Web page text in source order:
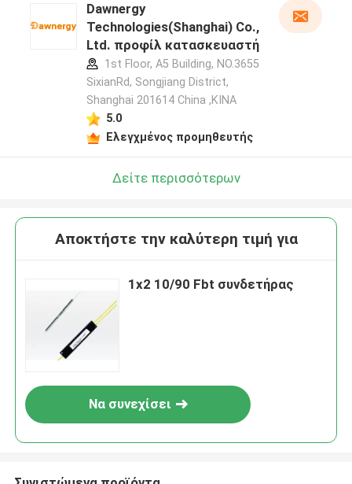
Dawnergy
Technologies(Shanghai) Co.,
Ltd. προφίλ κατασκευαστή
1st Floor, A5 Building, NO.3655
SixianRd, Songjiang District,
Shanghai 201614 China ,ΚΙΝΑ
5.0
Ελεγχμένος προμηθευτής
Δείτε περισσότερων
Αποκτήστε την καλύτερη τιμή για
1x2 10/90 Fbt συνδετήρας
Να συνεχίσει